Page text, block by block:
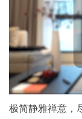
极简静雅禅意，